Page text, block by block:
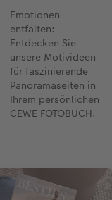
Emotionen
entfalten:
Entdecken Sie
unsere Motivideen
für faszinierende
Panoramaseiten in
Ihrem persönlichen
CEWE FOTOBUCH.